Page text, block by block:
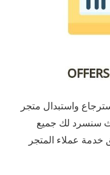
واستبدال متجر
سنسرد لك جميع
عملاء المتجر